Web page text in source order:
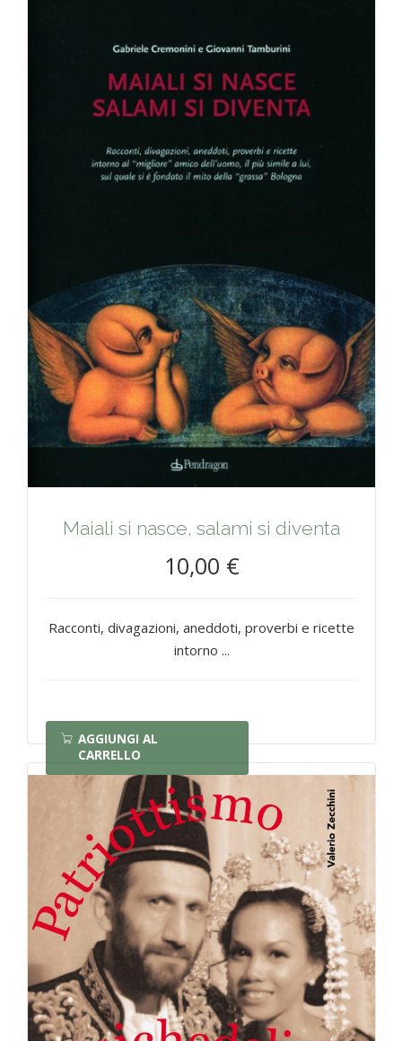
Maiali si nasce, salami si diventa
10,00 €
Racconti, divagazioni, aneddoti, proverbi e ricette
intorno ...
AGGIUNGI AL
CARRELLO